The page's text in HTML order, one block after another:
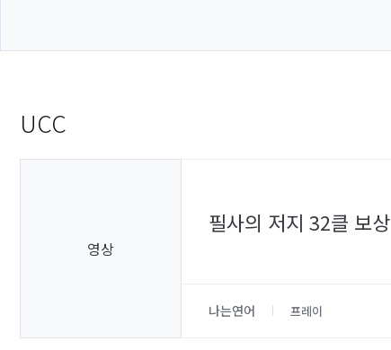
UCC
영상
필사의 저지 32클 보상
나는연어 프레이